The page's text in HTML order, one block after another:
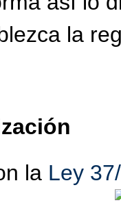
la
la Ley